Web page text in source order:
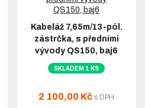
Kabeláž 7,65m/13-pól.
zástrčka, s předními
vývody QS150, baj6
SKLADEM 1 KS
2 100,00 Kč s DPH